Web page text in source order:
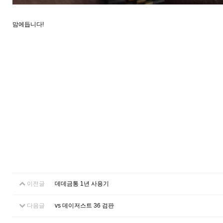
맘에듭니다!
이전글 데데금통 1년 사용기
다음글 vs 데이저스트 36 검판